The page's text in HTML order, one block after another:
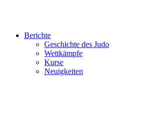
Berichte
Geschichte des Judo
Wettkämpfe
Kurse
Neuigkeiten